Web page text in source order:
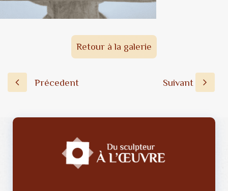
Retour à la galerie